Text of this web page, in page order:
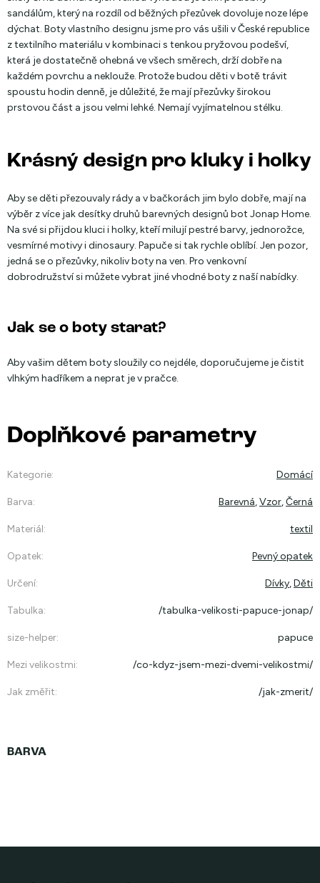
sandálům, který na rozdíl od běžných přezůvek dovoluje noze lépe
dýchat. Boty vlastního designu jsme pro vás ušili v České republice
z textilního materiálu v kombinaci s tenkou pryžovou podešví,
která je dostatečně ohebná ve všech směrech, drží dobře na
každém povrchu a neklouže. Protože budou děti v botě trávit
spoustu hodin denně, je důležité, že mají přezůvky širokou
prstovou část a jsou velmi lehké. Nemají vyjímatelnou stélku.
Krásný design pro kluky i holky
Aby se děti přezouvaly rády a v bačkorách jim bylo dobře, mají na
výběr z více jak desítky druhů barevných designů bot Jonap Home.
Na své si přijdou kluci i holky, kteří milují pestré barvy, jednorožce,
vesmírné motivy i dinosaury. Papuče si tak rychle oblíbí. Jen pozor,
jedná se o přezůvky, nikoliv boty na ven. Pro venkovní
dobrodružství si můžete vybrat jiné vhodné boty z naší nabídky.
Jak se o boty starat?
Aby vašim dětem boty sloužily co nejdéle, doporučujeme je čistit
vlhkým hadříkem a neprat je v pračce.
Doplňkové parametry
Kategorie: Domácí
Barva: Barevná,Vzor,Černá
Materiál: textil
Opatek: Pevný opatek
Určení: Dívky,Děti
Tabulka: /tabulka-velikosti-papuce-jonap/
size-helper: papuce
Mezi velikostmi: /co-kdyz-jsem-mezi-dvemi-velikostmi/
Jak změřit: /jak-zmerit/